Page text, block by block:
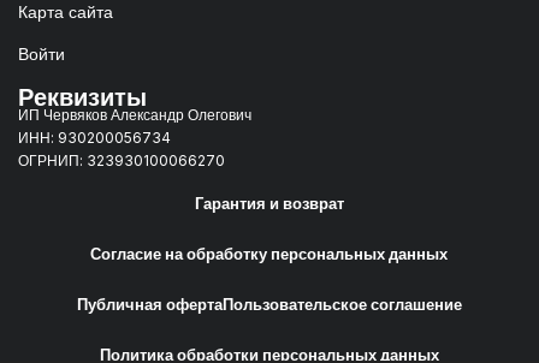
Карта сайта
Войти
Реквизиты
ИП Червяков Александр Олегович
ИНН: 930200056734
ОГРНИП: 323930100066270
Гарантия и возврат
Согласие на обработку персональных данных
Публичная офертаПользовательское соглашение
Политика обработки персональных данных